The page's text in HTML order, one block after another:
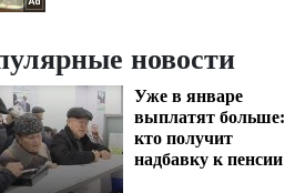
новости
Уже в январе
выплатят больше:
кто получит
надбавку к пенсии